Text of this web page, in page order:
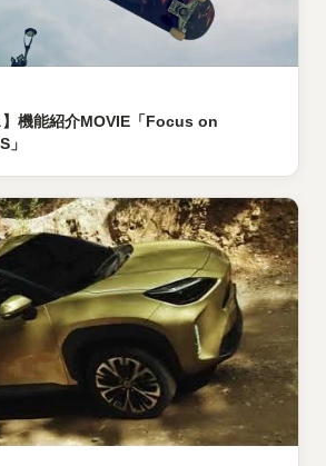
】機能紹介MOVIE「Focus on
」